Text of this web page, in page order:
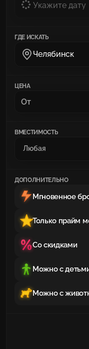
Укажите дату
ГДЕ ИСКАТЬ
Челябинск
ЦЕНА
ВМЕСТИМОСТЬ
ДОПОЛНИТЕЛЬНО
Мгновенное
Только прайм
Со скидками
Можно с
Можно с